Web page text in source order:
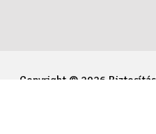
Copyright © 2026